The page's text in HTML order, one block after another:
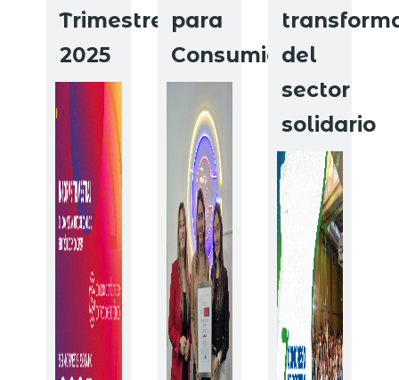
Trimestre
2025
para
Consumidor
del
sector
solidario